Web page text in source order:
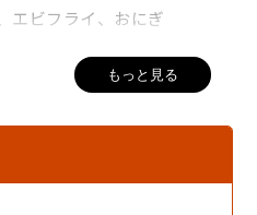
エビフライ、おにぎ
もっと見る